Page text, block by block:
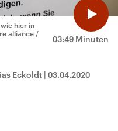
03:49 Minuten
hier in
alliance /
Eckoldt | 03.04.2020